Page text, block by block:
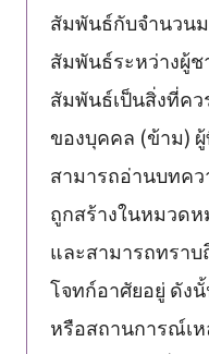
สัมพันธ์กับจำนวน
สัมพันธ์ระหว่างผู้
สัมพันธ์เป็นสิ่งที่คว
ของบุคคล (ข้าม)
สามารถอ่านบทค
ถูกสร้างในหมวด
และสามารถทรา
โจทก์อาศัยอยู่ ดัง
หรือสถานการณ์เ